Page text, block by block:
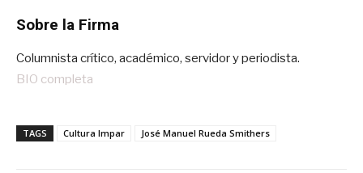
Sobre la Firma
Columnista crítico, académico, servidor y periodista.
BIO completa
TAGS Cultura Impar José Manuel Rueda Smithers